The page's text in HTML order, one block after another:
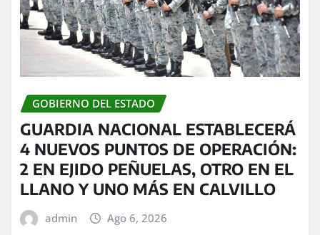
GOBIERNO DEL ESTADO
GUARDIA NACIONAL ESTABLECERÁ
4 NUEVOS PUNTOS DE OPERACIÓN:
2 EN EJIDO PEÑUELAS, OTRO EN EL
LLANO Y UNO MÁS EN CALVILLO
admin Ago 6, 2026